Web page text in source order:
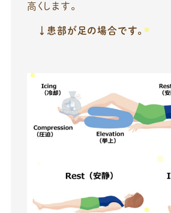
高くします。
↓患部が足の場合です。